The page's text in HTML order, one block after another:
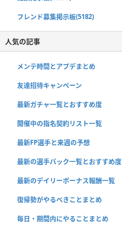
フレンド募集掲示板(5182)
人気の記事
メンテ時間とアプデまとめ
友達招待キャンペーン
最新ガチャ一覧とおすすめ度
開催中の指名契約リスト一覧
最新FP選手と来週の予想
最新の選手パック一覧とおすすめ度
最新のデイリーボーナス報酬一覧
復帰勢がやるべきことまとめ
毎日・期間内にやることまとめ